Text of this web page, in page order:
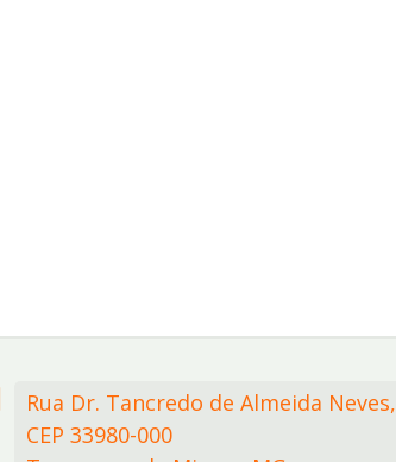
Rua Dr. Tancredo de Almeida Neves,
CEP 33980-000